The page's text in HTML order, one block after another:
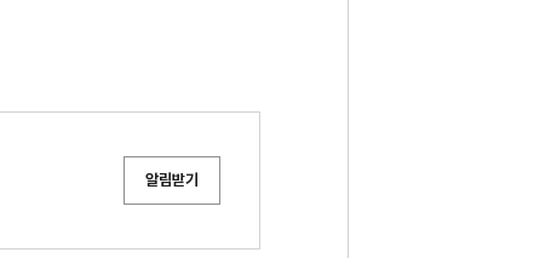
알림받기